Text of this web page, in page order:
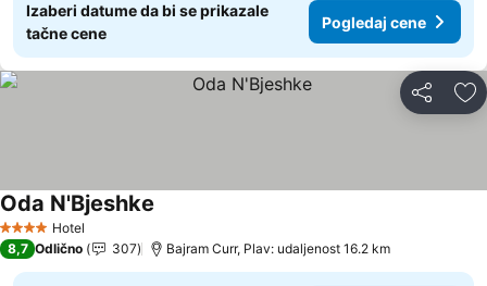
Izaberi datume da bi se prikazale
tačne cene
Pogledaj cene
Deli
4 ZvezdiceHotel
Oda N'Bjeshke
8,7 Odlično 307 Bajram Curr, Plav: udaljenost 16.2 km